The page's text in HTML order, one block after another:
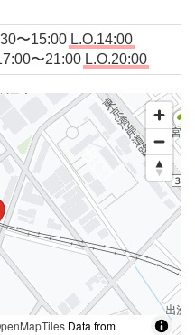
〜15:00 L.O.14:00
〜21:00 L.O.20:00
Data from